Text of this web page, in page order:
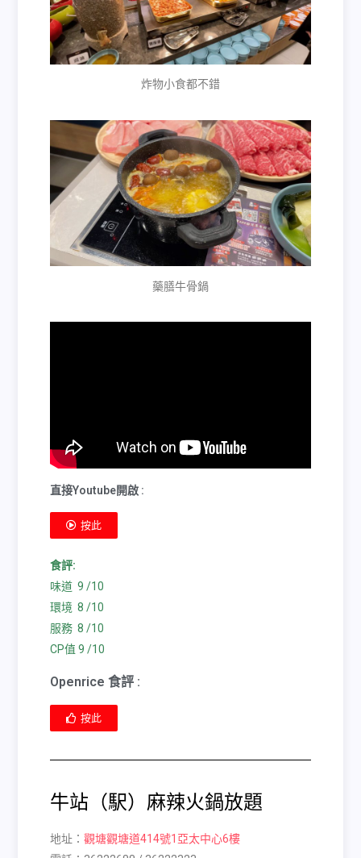
炸物小食都不錯
藥膳牛骨鍋
直接Youtube開啟 :
按此
食評:
味道 9 /10
環境 8 /10
服務 8 /10
CP值 9 /10
Openrice 食評 :
按此
牛站（駅）麻辣火鍋放題
地址：觀塘觀塘道414號1亞太中心6樓